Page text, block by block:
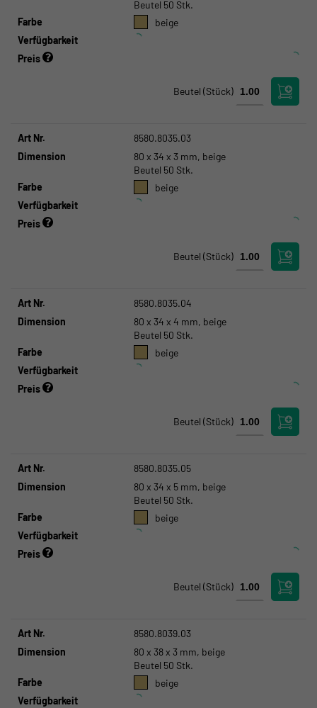
Beutel 50 Stk.
Farbe
beige
Verfügbarkeit
Preis
Beutel (Stück)
Art Nr.
8580.8035.03
Dimension
80 x 34 x 3 mm, beige
Beutel 50 Stk.
Farbe
beige
Verfügbarkeit
Preis
Beutel (Stück)
Art Nr.
8580.8035.04
Dimension
80 x 34 x 4 mm, beige
Beutel 50 Stk.
Farbe
beige
Verfügbarkeit
Preis
Beutel (Stück)
Art Nr.
8580.8035.05
Dimension
80 x 34 x 5 mm, beige
Beutel 50 Stk.
Farbe
beige
Verfügbarkeit
Preis
Beutel (Stück)
Art Nr.
8580.8039.03
Dimension
80 x 38 x 3 mm, beige
Beutel 50 Stk.
Farbe
beige
Verfügbarkeit